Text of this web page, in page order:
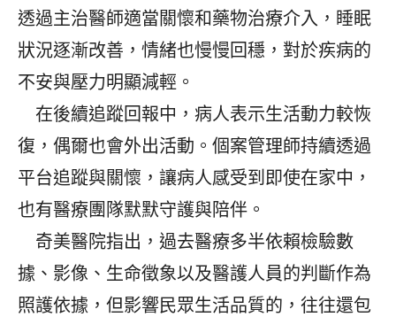
透過主治醫師適當關懷和藥物治療介入，睡眠
狀況逐漸改善，情緒也慢慢回穩，對於疾病的
不安與壓力明顯減輕。
在後續追蹤回報中，病人表示生活動力較恢
復，偶爾也會外出活動。個案管理師持續透過
平台追蹤與關懷，讓病人感受到即使在家中，
也有醫療團隊默默守護與陪伴。
奇美醫院指出，過去醫療多半依賴檢驗數
據、影像、生命徵象以及醫護人員的判斷作為
照護依據，但影響民眾生活品質的，往往還包